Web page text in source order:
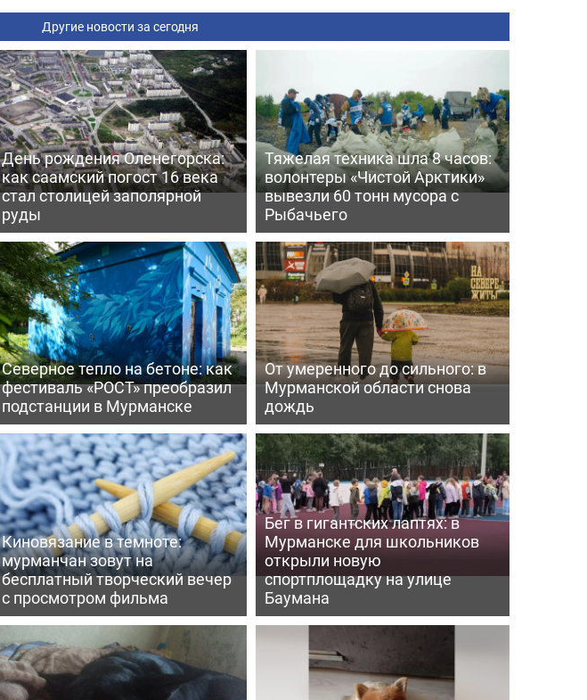
Другие новости за сегодня
День рождения Оленегорска:
как саамский погост 16 века
стал столицей заполярной
руды
Тяжелая техника шла 8 часов:
волонтеры «Чистой Арктики»
вывезли 60 тонн мусора с
Рыбачьего
Северное тепло на бетоне: как
фестиваль «РОСТ» преобразил
подстанции в Мурманске
От умеренного до сильного: в
Мурманской области снова
дождь
Киновязание в темноте:
мурманчан зовут на
бесплатный творческий вечер
с просмотром фильма
Бег в гигантских лаптях: в
Мурманске для школьников
открыли новую
спортплощадку на улице
Баумана